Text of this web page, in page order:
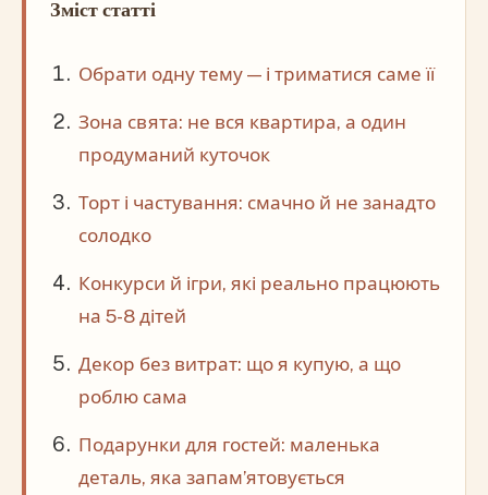
Зміст статті
Обрати одну тему — і триматися саме її
Зона свята: не вся квартира, а один
продуманий куточок
Торт і частування: смачно й не занадто
солодко
Конкурси й ігри, які реально працюють
на 5-8 дітей
Декор без витрат: що я купую, а що
роблю сама
Подарунки для гостей: маленька
деталь, яка запам’ятовується